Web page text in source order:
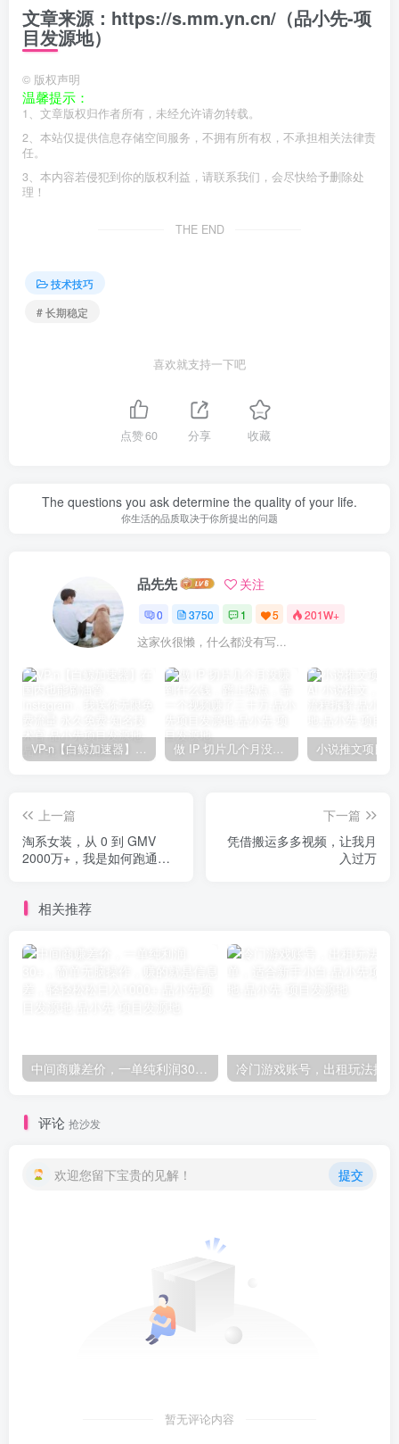
文章来源：https://s.mm.yn.cn/（品小先-项
目发源地）
© 版权声明
温馨提示：
1、文章版权归作者所有，未经允许请勿转载。
2、本站仅提供信息存储空间服务，不拥有所有权，不承担相关法律责
任。
3、本内容若侵犯到你的版权利益，请联系我们，会尽快给予删除处
理！
THE END
技术技巧
# 长期稳定
喜欢就支持一下吧
点赞60 分享 收藏
The questions you ask determine the quality of your life.
你生活的品质取决于你所提出的问题
品先先 关注
0 3750 1 5 201W+
这家伙很懒，什么都没有写...
VP-n【白鲸加速器】在国内也能刷油管、Instagram，我送你无限免费流量 永久免费-知名技术官-品小先项目发源地 做 IP 切片几个月没赚到什么钱，蹭上热点，靠一个视频赚了二十万-品小先项目发源地
上一篇
淘系女装，从 0 到 GMV
2000万+，我是如何跑通放
下一篇
凭借搬运多多视频，让我月
入过万
相关推荐
中间商赚差价，一单纯利润30+，简单无脑操作，赚的就是信息差，轻轻松松日入1000+-品小先项目发源地
评论 抢沙发
欢迎您留下宝贵的见解！ 提交
暂无评论内容